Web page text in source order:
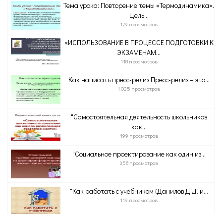
Тема урока: Повторение темы «Термодинамика».
Цель...
179 просмотров
«ИСПОЛЬЗОВАНИЕ В ПРОЦЕССЕ ПОДГОТОВКИ К
ЭКЗАМЕНАМ...
118 просмотров
Как написать пресс-релиз Пресс-релиз – это...
1 025 просмотров
"Самостоятельная деятельность школьников
как...
199 просмотров
"Социальное проектирование как один из...
358 просмотров
"Как работать с учебником (Данилов Д.Д. и...
119 просмотров